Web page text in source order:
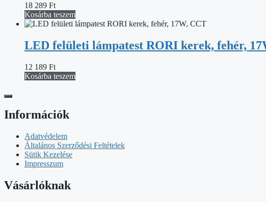
18 289 Ft
Kosárba teszem
LED felületi lámpatest RORI kerek, fehér,
12 189 Ft
Kosárba teszem
Információk
Adatvédelem
Általános Szerződési Feltételek
Sütik Kezelése
Impresszum
Vásárlóknak